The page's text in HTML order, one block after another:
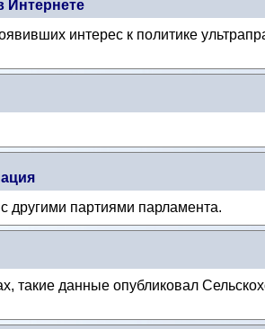
Интернете
интерес к политике
другими партиями парламента.
данные опубликовал